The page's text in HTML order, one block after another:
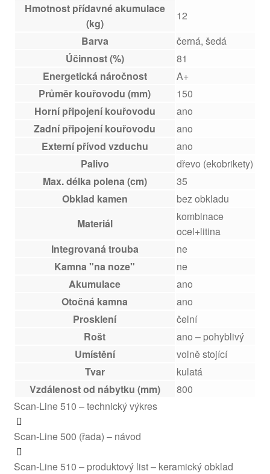
Hmotnost přídavné akumulace
(kg)
12
Barva
černá, šedá
Účinnost (%)
81
Energetická náročnost
A+
Průměr kouřovodu (mm)
150
Horní připojení kouřovodu
ano
Zadní připojení kouřovodu
ano
Externí přívod vzduchu
ano
Palivo
dřevo (ekobrikety)
Max. délka polena (cm)
35
Obklad kamen
bez obkladu
Materiál
kombinace
ocel+litina
Integrovaná trouba
ne
Kamna "na noze"
ne
Akumulace
ano
Otočná kamna
ano
Prosklení
čelní
Rošt
ano – pohyblivý
Umístění
volně stojící
Tvar
kulatá
Vzdálenost od nábytku (mm)
800
Scan-Line 510 – technický výkres
Scan-Line 500 (řada) – návod
Scan-Line 510 – produktový list – keramický obklad